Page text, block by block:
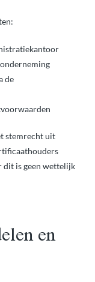
de
stemrecht uit
dit is geen wettelijk
en